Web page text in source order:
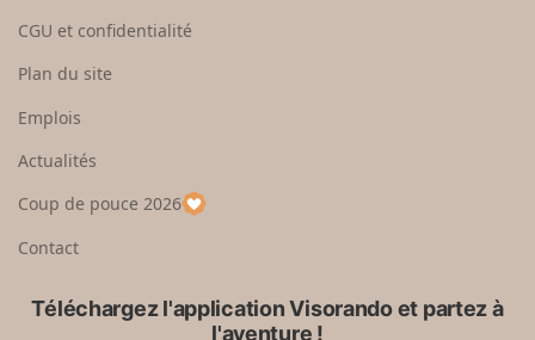
e
u
p
a
CGU et confidentialité
Plan du site
Emplois
Actualités
Coup de pouce 2026
Contact
Téléchargez l'application Visorando et partez à
l'aventure !